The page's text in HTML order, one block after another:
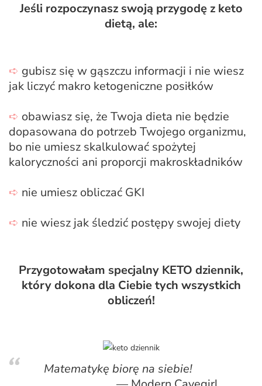
Jeśli rozpoczynasz swoją przygodę z keto
dietą, ale:
➪ gubisz się w gąszczu informacji i nie wiesz
jak liczyć makro ketogeniczne posiłków
➪ obawiasz się, że Twoja dieta nie będzie
dopasowana do potrzeb Twojego organizmu,
bo nie umiesz skalkulować spożytej
kaloryczności ani proporcji makroskładników
➪ nie umiesz obliczać GKI
➪ nie wiesz jak śledzić postępy swojej diety
Przygotowałam specjalny KETO dziennik,
który dokona dla Ciebie tych wszystkich
obliczeń!
Matematykę biorę na siebie!